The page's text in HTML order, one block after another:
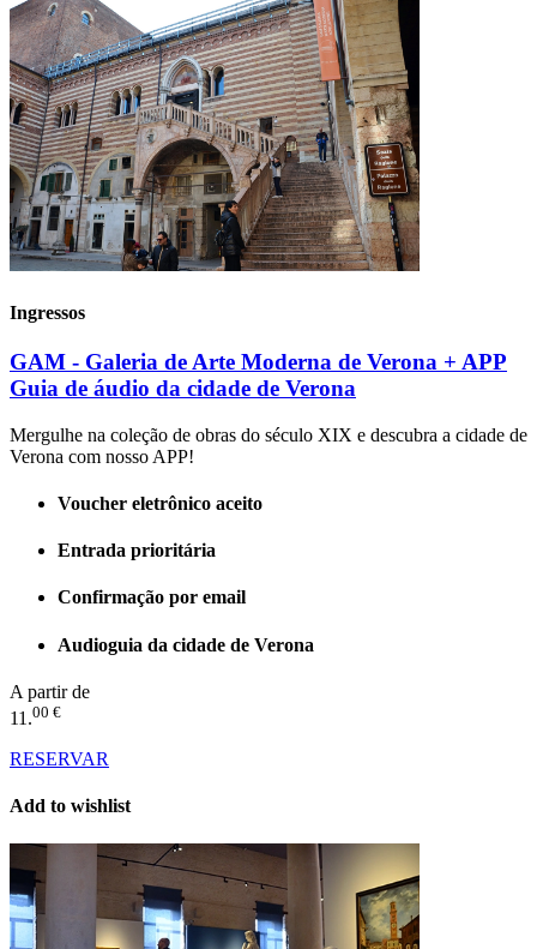
Ingressos
GAM - Galeria de Arte Moderna de Verona + APP
Guia de áudio da cidade de Verona
Mergulhe na coleção de obras do século XIX e descubra a cidade de
Verona com nosso APP!
Voucher eletrônico aceito
Entrada prioritária
Confirmação por email
Audioguia da cidade de Verona
A partir de
11.00 €
RESERVAR
Add to wishlist